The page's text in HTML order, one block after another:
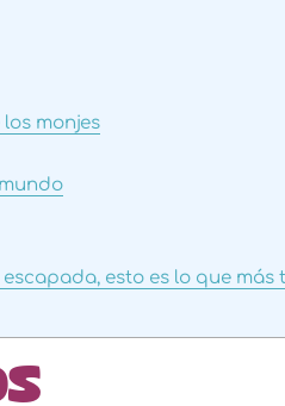
monjes
esto es lo que más